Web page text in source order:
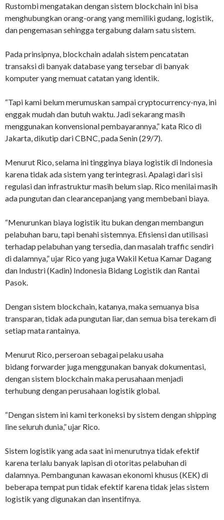
Rustombi mengatakan dengan sistem blockchain ini bisa
menghubungkan orang-orang yang memiliki gudang, logistik,
dan pengemasan sehingga tergabung dalam satu sistem.
Pada prinsipnya, blockchain adalah sistem pencatatan
transaksi di banyak database yang tersebar di banyak
komputer yang memuat catatan yang identik.
“Tapi kami belum merumuskan sampai cryptocurrency-nya, ini
enggak mudah dan butuh waktu. Jadi sekarang masih
menggunakan konvensional pembayarannya,” kata Rico di
Jakarta, dikutip dari CBNC, pada Senin (29/7).
Menurut Rico, selama ini tingginya biaya logistik di Indonesia
karena tidak ada sistem yang terintegrasi. Apalagi dari sisi
regulasi dan infrastruktur masih belum siap. Rico menilai masih
ada pungutan dan clearancepanjang yang membebani biaya.
“Menurunkan biaya logistik itu bukan dengan membangun
pelabuhan baru, tapi benahi sistemnya. Efisiensi dan utilisasi
terhadap pelabuhan yang tersedia, dan masalah traffic sendiri
di dalamnya,” ujar Rico yang juga Wakil Ketua Kamar Dagang
dan Industri (Kadin) Indonesia Bidang Logistik dan Rantai
Pasok.
Dengan sistem blockchain, katanya, maka semuanya bisa
transparan, tidak ada pungutan liar, dan semua bisa terekam di
setiap mata rantainya.
Menurut Rico, perseroan sebagai pelaku usaha
bidang forwarder juga menggunakan banyak dokumentasi,
dengan sistem blockchain maka perusahaan menjadi
terhubung dengan perusahaan logistik global.
“Dengan sistem ini kami terkoneksi by sistem dengan shipping
line seluruh dunia,” ujar Rico.
Sistem logistik yang ada saat ini menurutnya tidak efektif
karena terlalu banyak lapisan di otoritas pelabuhan di
dalamnya. Pembangunan kawasan ekonomi khusus (KEK) di
beberapa tempat pun tidak efektif karena tidak jelas sistem
logistik yang digunakan dan insentifnya.